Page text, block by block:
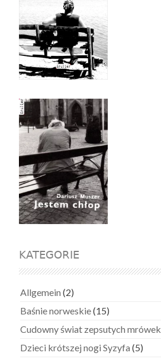
KATEGORIE
Allgemein (2)
Baśnie norweskie(15)
Cudowny świat zepsutych mrówek
Dzieci krótszej nogi Syzyfa (5)